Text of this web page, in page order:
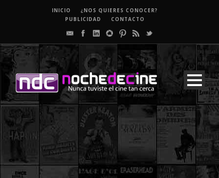
INICIO
¿NOS QUIERES CONOCER?
PUBLICIDAD
CONTACTO